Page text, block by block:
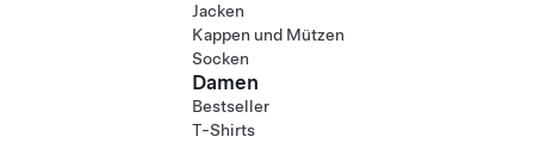
Jacken
Kappen und Mützen
Socken
Damen
Bestseller
T-Shirts